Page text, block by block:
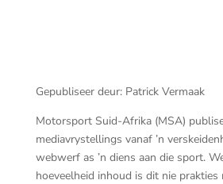
Gepubliseer deur: Patrick Vermaak
Motorsport Suid-Afrika (MSA)
mediavrystellings vanaf ’n
webwerf as ’n diens aan die sport.
hoeveelheid inhoud is dit nie